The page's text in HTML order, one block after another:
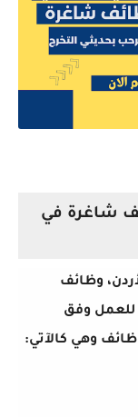
شاغرة في
وظائف
للعمل وفق
وهي كالآتي: